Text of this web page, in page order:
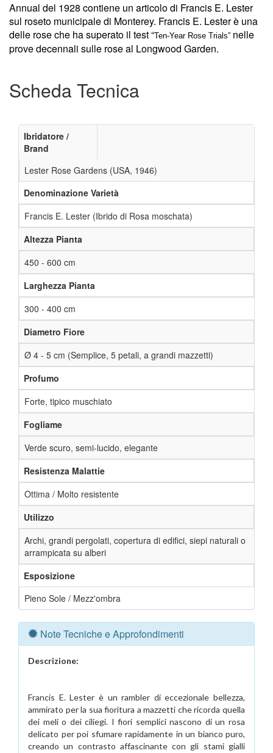
Annual del 1928 contiene un articolo di Francis E. Lester
sul roseto municipale di Monterey. Francis E. Lester è una
delle rose che ha superato il test “Ten-Year Rose Trials” nelle
prove decennali sulle rose al Longwood Garden.
Scheda Tecnica
Ibridatore /
Brand
Lester Rose Gardens (USA, 1946)
Denominazione Varietà
Francis E. Lester (Ibrido di Rosa moschata)
Altezza Pianta
450 - 600 cm
Larghezza Pianta
300 - 400 cm
Diametro Fiore
Ø 4 - 5 cm (Semplice, 5 petali, a grandi mazzetti)
Profumo
Forte, tipico muschiato
Fogliame
Verde scuro, semi-lucido, elegante
Resistenza Malattie
Ottima / Molto resistente
Utilizzo
Archi, grandi pergolati, copertura di edifici, siepi naturali o
arrampicata su alberi
Esposizione
Pieno Sole / Mezz'ombra
Note Tecniche e Approfondimenti
Descrizione:
Francis E. Lester è un rambler di eccezionale bellezza,
ammirato per la sua fioritura a mazzetti che ricorda quella
dei meli o dei ciliegi. I fiori semplici nascono di un rosa
delicato per poi sfumare rapidamente in un bianco puro,
creando un contrasto affascinante con gli stami gialli